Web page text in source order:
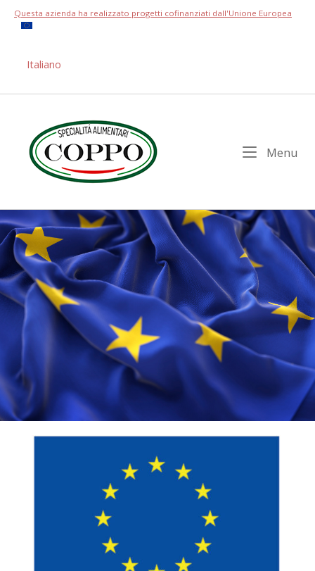
SkipQuesta azienda ha realizzato progetti cofinanziati dall'Unione Europea
Italiano
Menu